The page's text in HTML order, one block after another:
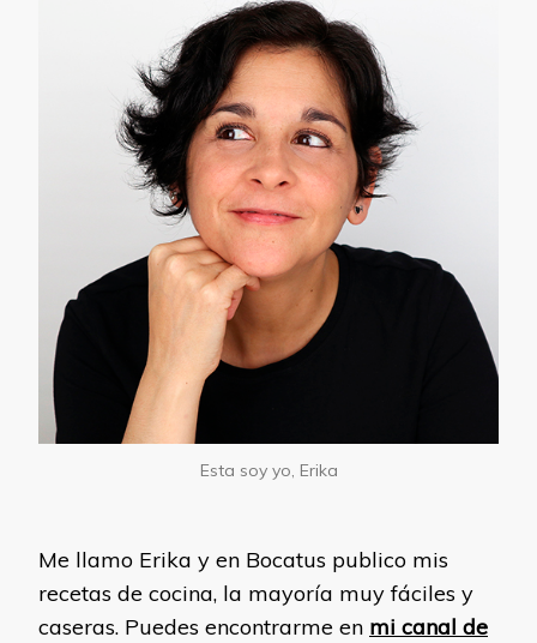
Esta soy yo, Erika
Me llamo Erika y en Bocatus publico mis
recetas de cocina, la mayoría muy fáciles y
caseras. Puedes encontrarme en mi canal de